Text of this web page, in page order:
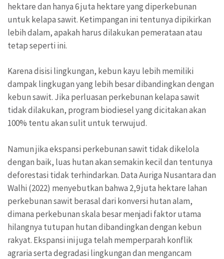
hektare dan hanya 6 juta hektare yang diperkebunan
untuk kelapa sawit. Ketimpangan ini tentunya dipikirkan
lebih dalam, apakah harus dilakukan pemerataan atau
tetap seperti ini.
Karena disisi lingkungan, kebun kayu lebih memiliki
dampak lingkugan yang lebih besar dibandingkan dengan
kebun sawit. Jika perluasan perkebunan kelapa sawit
tidak dilakukan, program biodiesel yang dicitakan akan
100% tentu akan sulit untuk terwujud.
Namun jika ekspansi perkebunan sawit tidak dikelola
dengan baik, luas hutan akan semakin kecil dan tentunya
deforestasi tidak terhindarkan. Data Auriga Nusantara dan
Walhi (2022) menyebutkan bahwa 2,9 juta hektare lahan
perkebunan sawit berasal dari konversi hutan alam,
dimana perkebunan skala besar menjadi faktor utama
hilangnya tutupan hutan dibandingkan dengan kebun
rakyat. Ekspansi ini juga telah memperparah konflik
agraria serta degradasi lingkungan dan mengancam